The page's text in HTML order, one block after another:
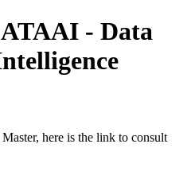
- Data
here is the link to consult